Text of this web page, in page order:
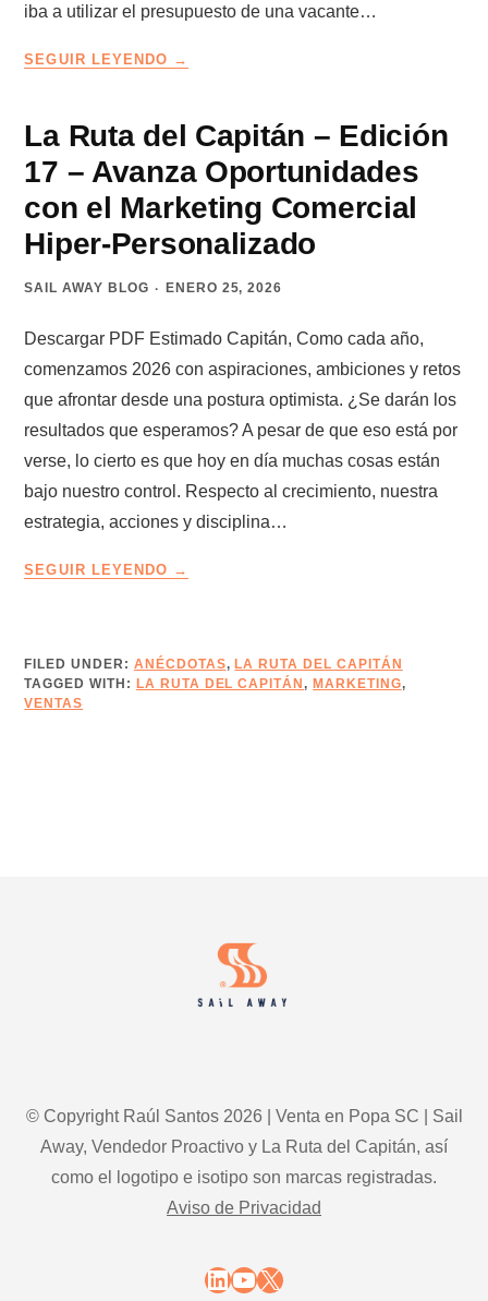
iba a utilizar el presupuesto de una vacante…
SEGUIR LEYENDO
CON
UNA
VACANTE
DE
VENDEDOR
La Ruta del Capitán – Edición
17 – Avanza Oportunidades
con el Marketing Comercial
Hiper-Personalizado
SAIL AWAY BLOG ENERO 25, 2026
Descargar PDF Estimado Capitán, Como cada año,
comenzamos 2026 con aspiraciones, ambiciones y retos
que afrontar desde una postura optimista. ¿Se darán los
resultados que esperamos? A pesar de que eso está por
verse, lo cierto es que hoy en día muchas cosas están
bajo nuestro control. Respecto al crecimiento, nuestra
estrategia, acciones y disciplina…
SEGUIR LEYENDO
–
EDICIÓN
FILED UNDER: ANÉCDOTAS, LA RUTA DEL CAPITÁN
TAGGED WITH: LA RUTA DEL CAPITÁN, MARKETING,
VENTAS
© Copyright Raúl Santos 2026 | Venta en Popa SC | Sail
Away, Vendedor Proactivo y La Ruta del Capitán, así
como el logotipo e isotipo son marcas registradas.
Aviso de Privacidad
LinkedIn
YouTube
X